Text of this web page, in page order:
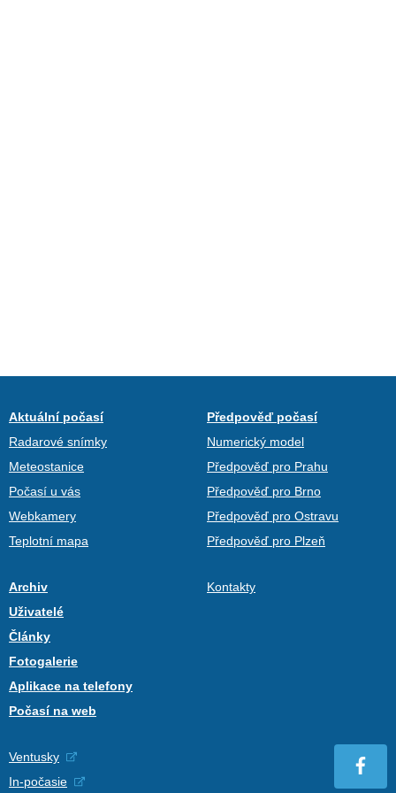
Aktuální počasí
Radarové snímky
Meteostanice
Počasí u vás
Webkamery
Teplotní mapa
Předpověď počasí
Numerický model
Předpověď pro Prahu
Předpověď pro Brno
Předpověď pro Ostravu
Předpověď pro Plzeň
Archiv
Uživatelé
Články
Fotogalerie
Aplikace na telefony
Počasí na web
Kontakty
Ventusky
In-počasie